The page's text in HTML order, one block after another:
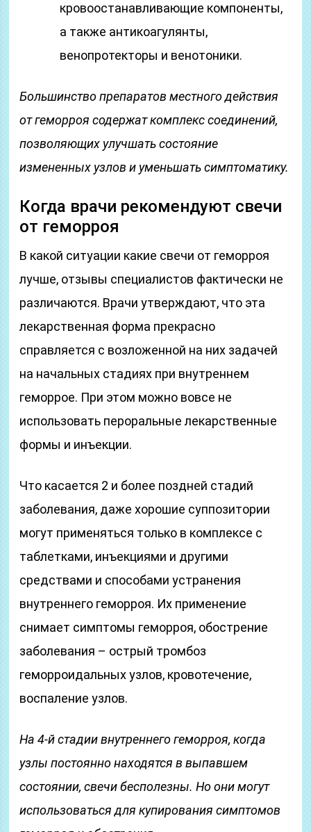
кровоостанавливающие компоненты,
а также антикоагулянты,
венопротекторы и венотоники.
Большинство препаратов местного действия
от геморроя содержат комплекс соединений,
позволяющих улучшать состояние
измененных узлов и уменьшать симптоматику.
Когда врачи рекомендуют свечи
от геморроя
В какой ситуации какие свечи от геморроя
лучше, отзывы специалистов фактически не
различаются. Врачи утверждают, что эта
лекарственная форма прекрасно
справляется с возложенной на них задачей
на начальных стадиях при внутреннем
геморрое. При этом можно вовсе не
использовать пероральные лекарственные
формы и инъекции.
Что касается 2 и более поздней стадий
заболевания, даже хорошие суппозитории
могут применяться только в комплексе с
таблетками, инъекциями и другими
средствами и способами устранения
внутреннего геморроя. Их применение
снимает симптомы геморроя, обострение
заболевания – острый тромбоз
геморроидальных узлов, кровотечение,
воспаление узлов.
На 4-й стадии внутреннего геморроя, когда
узлы постоянно находятся в выпавшем
состоянии, свечи бесполезны. Но они могут
использоваться для купирования симптомов